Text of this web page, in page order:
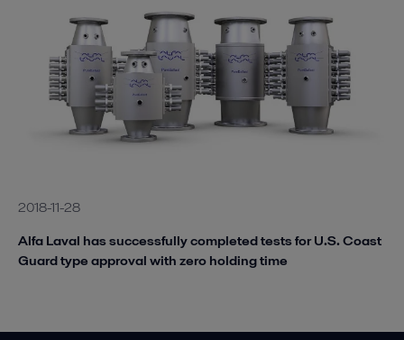
2018-11-28
Alfa Laval has successfully completed tests for U.S. Coast
Guard type approval with zero holding time